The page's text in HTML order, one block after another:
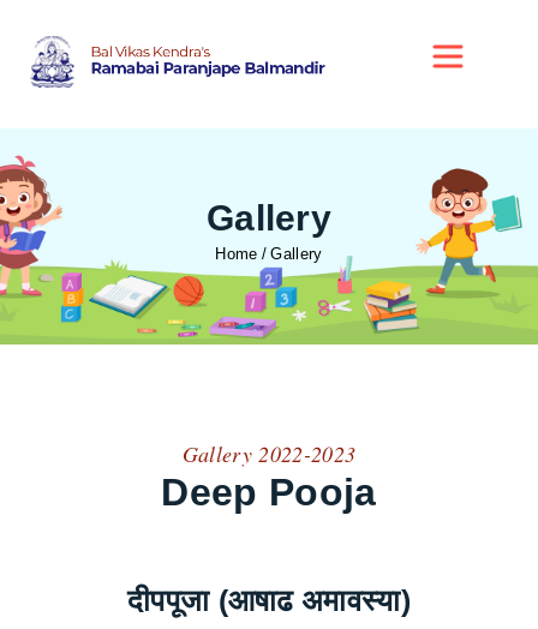
Gallery
Home Gallery
Gallery 2022-2023
Deep Pooja
दीपपूजा (आषाढ अमावस्या)